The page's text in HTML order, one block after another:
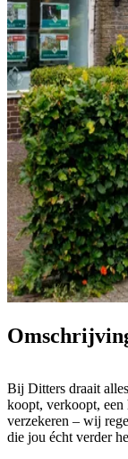
Bij Ditters draait
koopt, verkoopt,
verzekeren – wij
die jou écht verder